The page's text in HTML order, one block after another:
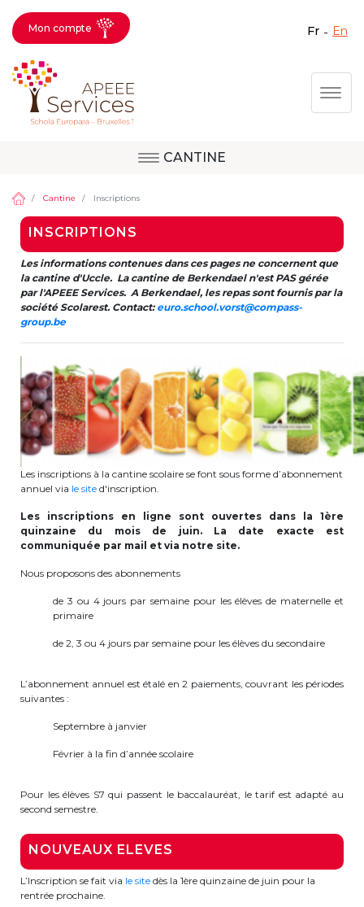
Aller
Fermer X
Question, avis,
demande, suggestion :
contactez le bon
service !
Activités périscolaires Berkendael
periscolaire.berkendael@apeee-bxl1-
services.be
BE91 3631 6790 0976
Activités périscolaires Uccle
+32 (0)2 375 31 35
Cantine
+32 (0)2 374 76 75
BE10 3100 9205 4504
Casiers
+32 (0)2 373 87 68
casiers@apeee-bxl1-services.be
Mon compte fr en
CANTINE
Site de Berkendael
Cantine Inscriptions
INSCRIPTIONS
Les informations contenues dans ces pages ne concernent que
la cantine d'Uccle. La cantine de Berkendael n'est PAS gérée
par l'APEEE Services. A Berkendael, les repas sont fournis par la
société Scolarest. Contact: euro.school.vorst@compass-
group.be
Les inscriptions à la cantine scolaire se font sous forme d’abonnement
annuel via le site d'inscription.
Les inscriptions en ligne sont ouvertes dans la 1ère
quinzaine du mois de juin. La date exacte est
communiquée par mail et via notre site.
Nous proposons des abonnements
de 3 ou 4 jours par semaine pour les élèves de maternelle et
primaire
de 2, 3 ou 4 jours par semaine pour les élèves du secondaire
L’abonnement annuel est étalé en 2 paiements, couvrant les périodes
suivantes :
Septembre à janvier
Février à la fin d’année scolaire
Pour les élèves S7 qui passent le baccalauréat, le tarif est adapté au
second semestre.
NOUVEAUX ELEVES
L’Inscription se fait via le site dès la 1ère quinzaine de juin pour la
rentrée prochaine.